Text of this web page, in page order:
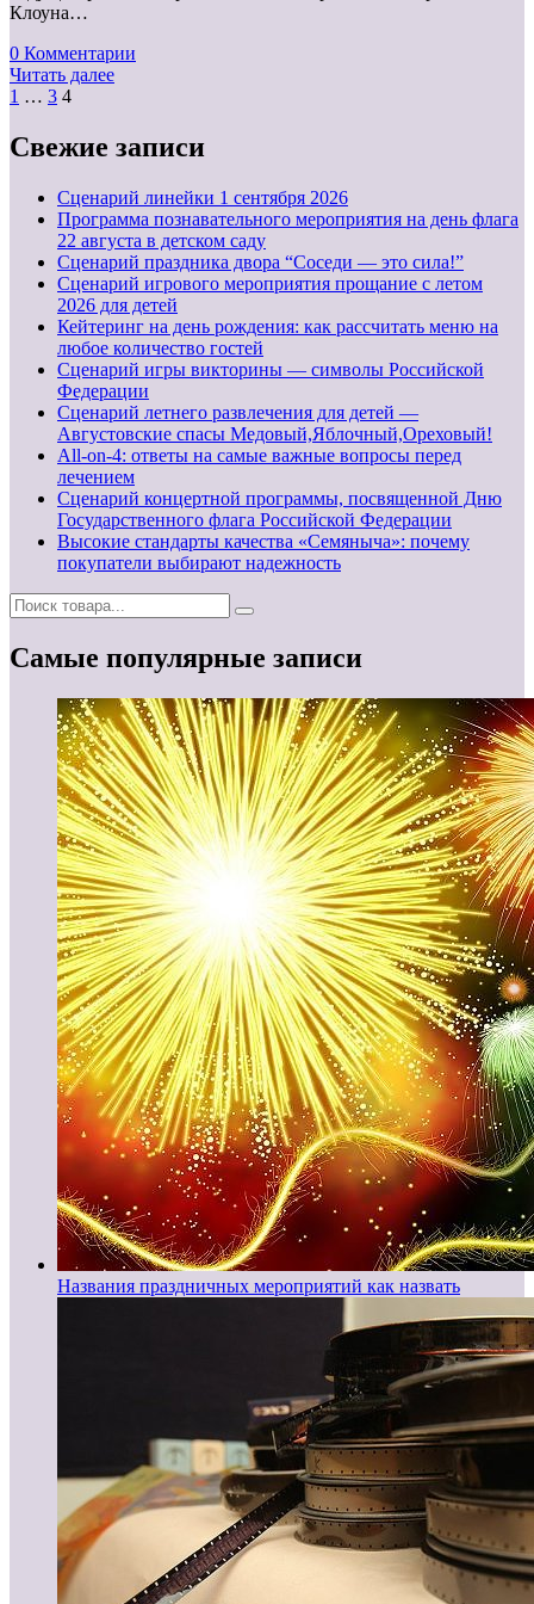
Клоуна…
0 Комментарии
Читать далее
Пагинация
записей
1 … 3 4
Свежие записи
Cценарий линейки 1 сентября 2026
Программа познавательного мероприятия на день флага
22 августа в детском саду
Сценарий праздника двора “Соседи — это сила!”
Сценарий игрового мероприятия прощание с летом
2026 для детей
Кейтеринг на день рождения: как рассчитать меню на
любое количество гостей
Сценарий игры викторины — символы Российской
Федерации
Сценарий летнего развлечения для детей —
Августовские спасы Медовый,Яблочный,Ореховый!
All-on-4: ответы на самые важные вопросы перед
лечением
Сценарий концертной программы, посвященной Дню
Государственного флага Российской Федерации
Высокие стандарты качества «Семяныча»: почему
покупатели выбирают надежность
Самые популярные записи
Названия праздничных мероприятий как назвать